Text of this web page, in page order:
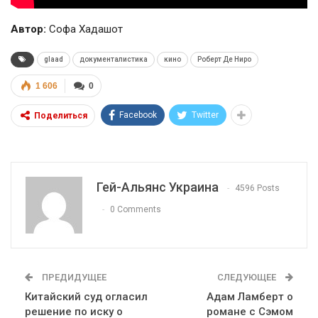
Автор: Софа Хадашот
glaad документалистика кино Роберт Де Ниро
0
1 606
Поделиться Facebook Twitter
Гей-Альянс Украина 4596 Posts
0 Comments
ПРЕДИДУЩЕЕ
Китайский суд огласил
решение по иску о
СЛЕДУЮЩЕЕ
Адам Ламберт о
романе с Сэмом
01:01
17 травня IDAHO. Міжнародний день боротьби з гомофобією трансфобією і біфобія.